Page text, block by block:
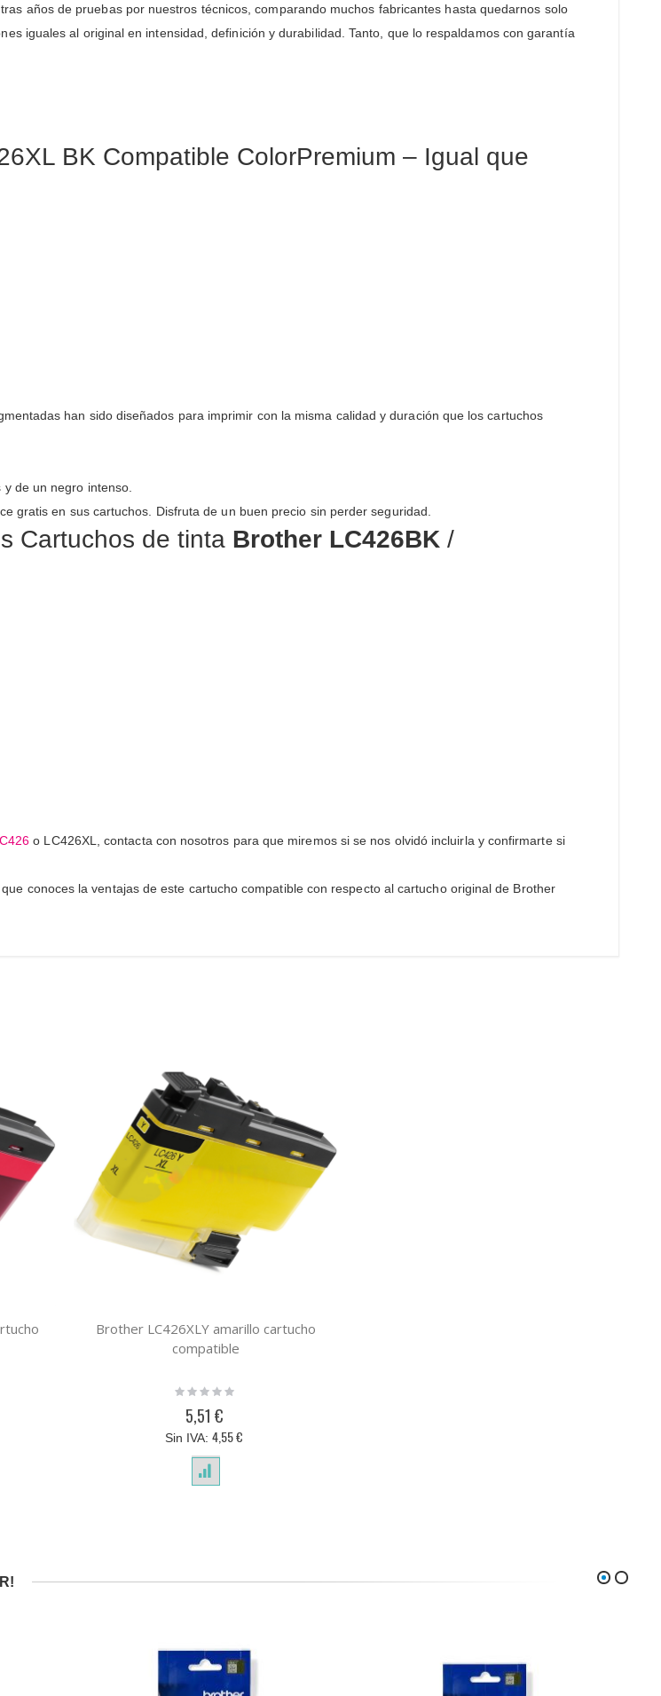
años de pruebas por nuestros técnicos, comparando muchos fabricantes hasta quedarnos solo
iguales al original en intensidad, definición y durabilidad. Tanto, que lo respaldamos con garantía
BK Compatible ColorPremium – Igual que
han sido diseñados para imprimir con la misma calidad y duración que los cartuchos
de un negro intenso.
gratis en sus cartuchos. Disfruta de un buen precio sin perder seguridad.
Cartuchos de tinta Brother LC426BK /
o LC426XL, contacta con nosotros para que miremos si se nos olvidó incluirla y confirmarte si
conoces la ventajas de este cartucho compatible con respecto al cartucho original de Brother
Brother LC426XLY amarillo cartucho
compatible
Rating:
5,51 €
4,55 €